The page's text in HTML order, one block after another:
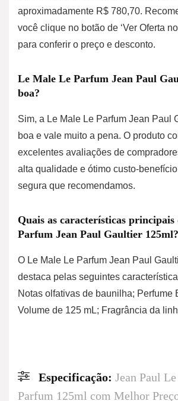
aproximadamente R$ 780,70.
você clique no botão de ‘Ver Oferta
para conferir o preço e desconto.
Le Male Le Parfum Jean Paul
boa?
Sim, a Le Male Le Parfum Jean Paul
boa e vale muito a pena. O produto
excelentes avaliações de
alta qualidade e ótimo custo-
segura que recomendamos.
Quais as características
Parfum Jean Paul Gaultier 125ml?
O Le Male Le Parfum Jean Paul
destaca pelas seguintes
Notas olfativas de baunilha; Perfume
Volume de 125 mL; Fragrância da
Especificação: Jean Paul
Parfum 125ml com Melhor